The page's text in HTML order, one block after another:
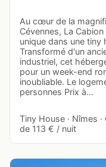
Au cœur de la
Cévennes, La
unique dans une tiny
Transformé d'un
industriel, cet
pour un week-end
inoubliable. Le
personnes Prix à…
Tiny House · Nîmes
de 113 € / nuit